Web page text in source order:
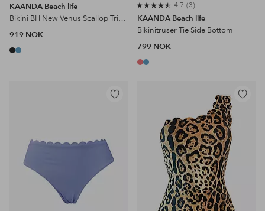
KAANDA Beach life
Bikini BH New Venus Scallop Triangle Top
919 NOK
4.7 3
KAANDA Beach life
Bikinitruser Tie Side Bottom
799 NOK
Legg
Legg